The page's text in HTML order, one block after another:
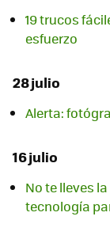
19 trucos
esfuerzo
28 julio
Alerta:
16 julio
No te lleves
tecnología